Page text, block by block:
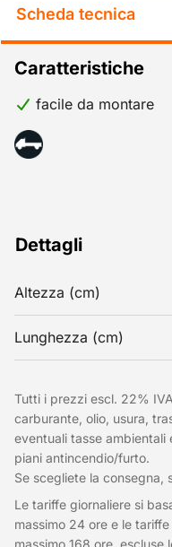
Scheda tecnica
Dettagli
Altezza (cm)
Lunghezza (cm)
Caratteristiche
facile da montare
Tutti i prezzi escl. 22%
carburante, olio, usura,
eventuali tasse ambientali
piani antincendio/furto.
Se scegliete la consegna,
Le tariffe giornaliere si
massimo 24 ore e le
massimo 168 ore,